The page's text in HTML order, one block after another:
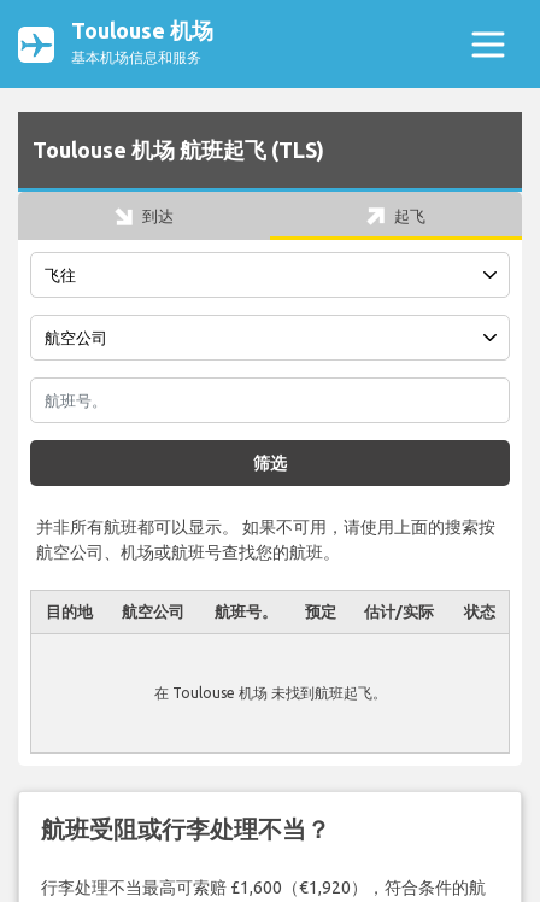
Toulouse 机场
基本机场信息和服务
Toulouse 机场 航班起飞 (TLS)
到达 起飞
筛选
并非所有航班都可以显示。 如果不可用，请使用上面的搜索按
航空公司、机场或航班号查找您的航班。
目的地 航空公司 航班号。 预定 估计/实际 状态
在 Toulouse 机场 未找到航班起飞。
航班受阻或行李处理不当？
行李处理不当最高可索赔 £1,600（€1,920），符合条件的航